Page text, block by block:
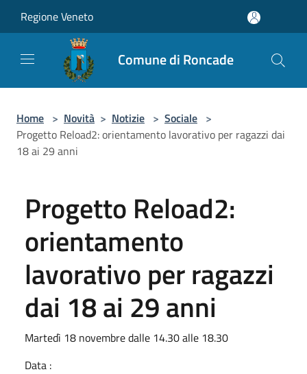
Regione Veneto
Comune di Roncade
Home > Novità > Notizie > Sociale >
Progetto Reload2: orientamento lavorativo per ragazzi dai
18 ai 29 anni
Progetto Reload2:
orientamento
lavorativo per ragazzi
dai 18 ai 29 anni
Martedì 18 novembre dalle 14.30 alle 18.30
Data :